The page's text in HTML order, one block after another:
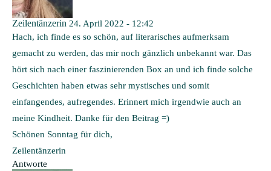
Zeilentänzerin 24. April 2022 - 12:42
Hach, ich finde es so schön, auf literarisches aufmerksam
gemacht zu werden, das mir noch gänzlich unbekannt war. Das
hört sich nach einer faszinierenden Box an und ich finde solche
Geschichten haben etwas sehr mystisches und somit
einfangendes, aufregendes. Erinnert mich irgendwie auch an
meine Kindheit. Danke für den Beitrag =)
Schönen Sonntag für dich,
Zeilentänzerin
Antworte